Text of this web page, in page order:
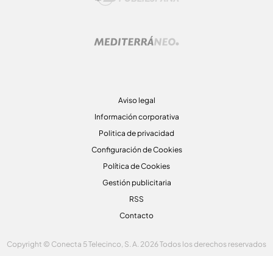
Aviso legal
Información corporativa
Politica de privacidad
Configuración de Cookies
Política de Cookies
Gestión publicitaria
RSS
Contacto
Copyright © Conecta 5 Telecinco, S. A. 2026 Todos los derechos reservados